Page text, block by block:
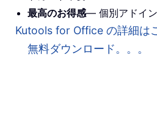
最高のお得感— 個別アドイ
Kutools for Office の詳細は
無料ダウンロード。。。